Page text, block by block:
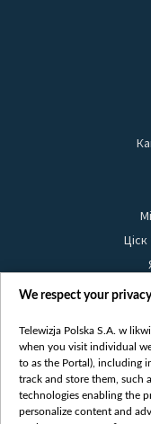
We respect your privacy
Telewizja Polska S.A. w
when you visit individual
to as the Portal), including
track and store them, such
technologies enabling the
personalize content and